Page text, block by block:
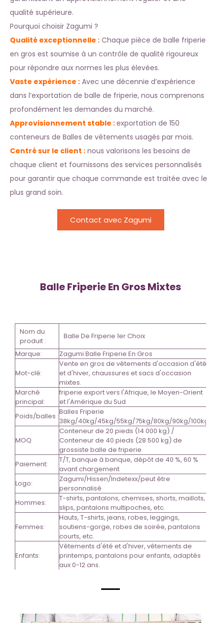
qualité supérieure.
Pourquoi choisir Zagumi ?
Qualité exceptionnelle : Chaque pièce de balle friperie
en gros est soumise à un contrôle de qualité rigoureux
pour répondre aux normes les plus élevées.
Vaste expérience : Avec une décennie d’expérience
dans l’exportation de balle de friperie, nous comprenons
profondément les demandes du marché.
Approvisionnement stable :exportation de 150
conteneurs de Balles de vêtements usagés par mois.
Centré sur le client : nous valorisons les besoins de
chaque client et fournissons des services personnalisés
pour garantir que chaque commande est traitée avec le
plus grand soin.
Contact avec Zagumi
Balle Friperie En Gros Mixtes
Nom du
produit :
Balle De Friperie 1er Choix
Marque:
Zagumi Balle Friperie En Gros
Mot-clé:
Vente en gros de vêtements d'occasion d'été
et d'hiver, chaussures et sacs d'occasion
mixtes.
Marché
principal:
friperie export vers l'Afrique, le Moyen-Orient
et l'Amérique du Sud
Poids/balles :Balles Friperie
38kg/40kg/45kg/55kg/75kg/80kg/90kg/100kg
MOQ
Conteneur de 20 pieds (14 000 kg) /
Conteneur de 40 pieds (28 500 kg) de
grossiste balle de friperie
Paiement:
T/T, banque à banque, dépôt de 40 %, 60 %
avant chargement
Logo:
Zagumi/Hissen/Indetexx/peut être
personnalisé
Hommes:
T-shirts, pantalons, chemises, shorts, maillots,
slips, pantalons multipoches, etc.
Femmes:
Hauts, T-shirts, jeans, robes, leggings,
soutiens-gorge, robes de soirée, pantalons
courts, etc.
Enfants:
Vêtements d'été et d'hiver, vêtements de
printemps, pantalons pour enfants, adaptés
aux 0-12 ans.